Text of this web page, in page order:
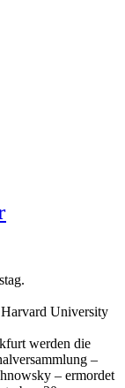
University
werden die
–
– ermordet